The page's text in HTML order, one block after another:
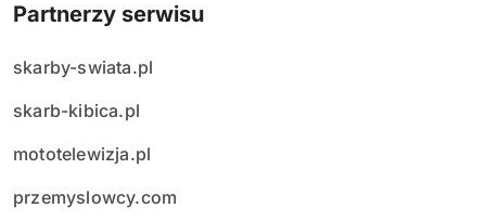
Partnerzy serwisu
skarby-swiata.pl
skarb-kibica.pl
mototelewizja.pl
przemyslowcy.com